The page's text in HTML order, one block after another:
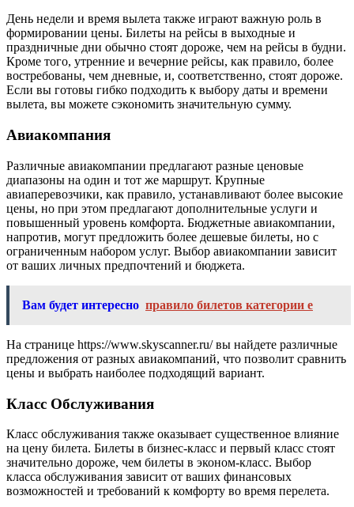
День недели и время вылета также играют важную роль в
формировании цены. Билеты на рейсы в выходные и
праздничные дни обычно стоят дороже, чем на рейсы в будни.
Кроме того, утренние и вечерние рейсы, как правило, более
востребованы, чем дневные, и, соответственно, стоят дороже.
Если вы готовы гибко подходить к выбору даты и времени
вылета, вы можете сэкономить значительную сумму.
Авиакомпания
Различные авиакомпании предлагают разные ценовые
диапазоны на один и тот же маршрут. Крупные
авиаперевозчики, как правило, устанавливают более высокие
цены, но при этом предлагают дополнительные услуги и
повышенный уровень комфорта. Бюджетные авиакомпании,
напротив, могут предложить более дешевые билеты, но с
ограниченным набором услуг. Выбор авиакомпании зависит
от ваших личных предпочтений и бюджета.
Вам будет интересно правило билетов категории е
На странице https://www.skyscanner.ru/ вы найдете различные
предложения от разных авиакомпаний, что позволит сравнить
цены и выбрать наиболее подходящий вариант.
Класс Обслуживания
Класс обслуживания также оказывает существенное влияние
на цену билета. Билеты в бизнес-класс и первый класс стоят
значительно дороже, чем билеты в эконом-класс. Выбор
класса обслуживания зависит от ваших финансовых
возможностей и требований к комфорту во время перелета.